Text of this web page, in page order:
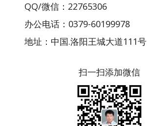
QQ/微信：22765306
办公电话：0379-60199978
地址：中国.洛阳王城大道111号
扫一扫添加微信